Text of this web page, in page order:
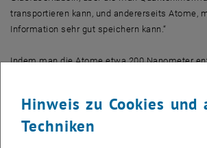
transportieren kann, und andererseits Atome,
Information sehr gut speichern kann.“
Indem man die Atome etwa 200 Nanometer
erreichen – so lässt sich Quanteninformation
Systemen austauschen. Dieser Austausch ist
Hinweis zu Cookies und
Techniken